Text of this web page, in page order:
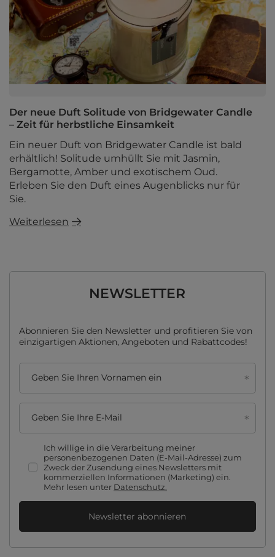
Der neue Duft Solitude von Bridgewater Candle
– Zeit für herbstliche Einsamkeit
Ein neuer Duft von Bridgewater Candle ist bald
erhältlich! Solitude umhüllt Sie mit Jasmin,
Bergamotte, Amber und exotischem Oud.
Erleben Sie den Duft eines Augenblicks nur für
Sie.
Weiterlesen
NEWSLETTER
Abonnieren Sie den Newsletter und profitieren Sie von
einzigartigen Aktionen, Angeboten und Rabattcodes!
Geben Sie Ihren Vornamen ein
Geben Sie Ihre E-Mail
Ich willige in die Verarbeitung meiner
personenbezogenen Daten (E-Mail-Adresse) zum
Zweck der Zusendung eines Newsletters mit
kommerziellen Informationen (Marketing) ein.
Mehr lesen unter Datenschutz.
Newsletter abonnieren